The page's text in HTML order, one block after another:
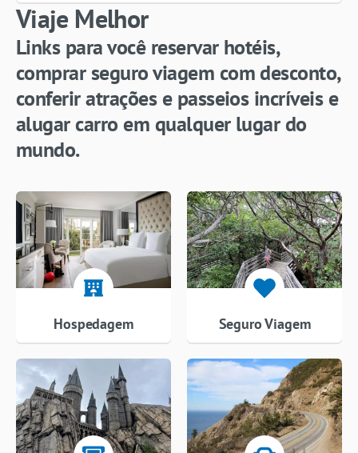
Viaje Melhor
Links para você reservar hotéis,
comprar seguro viagem com desconto,
conferir atrações e passeios incríveis e
alugar carro em qualquer lugar do
mundo.
Hospedagem Seguro Viagem